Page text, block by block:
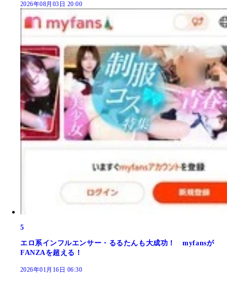
2026年08月03日 20:00
5
エロ系インフルエンサー・るるたんも大成功！ myfansが
FANZAを超える！
2026年01月16日 06:30